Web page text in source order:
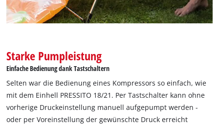
This content is not permitted to load due
to trackers that are not disclosed to the
visitor. The website owner needs to setup
Powered by
Management Platform
Starke Pumpleistung
Einfache Bedienung dank Tastschaltern
Selten war die Bedienung eines Kompressors so einfach, wie
mit dem Einhell PRESSITO 18/21. Per Tastschalter kann ohne
vorherige Druckeinstellung manuell aufgepumpt werden -
oder per Voreinstellung der gewünschte Druck erreicht